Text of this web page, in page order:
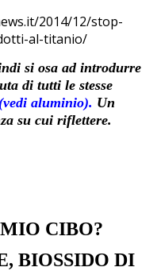
2014/12/stop-
al-titanio/
si osa ad introdurre
di tutti le stesse
(vedi aluminio). Un
su cui riflettere.
CIBO?
BIOSSIDO DI